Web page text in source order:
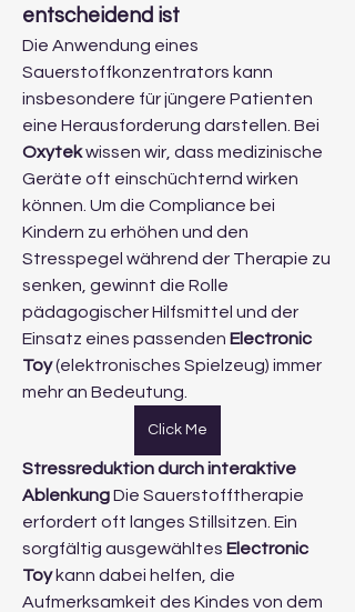
entscheidend ist
Die Anwendung eines
Sauerstoffkonzentrators kann
insbesondere für jüngere Patienten
Oxytek wissen wir, dass medizinische
Geräte oft einschüchternd wirken
können. Um die Compliance bei
Kindern zu erhöhen und den
Stresspegel während der Therapie zu
senken, gewinnt die Rolle
pädagogischer Hilfsmittel und der
Einsatz eines passenden Electronic
Toy (elektronisches Spielzeug) immer
mehr an Bedeutung.
Click Me
Stressreduktion durch interaktive
Ablenkung Die Sauerstofftherapie
erfordert oft langes Stillsitzen. Ein
sorgfältig ausgewähltes Electronic
Toy kann dabei helfen, die
Aufmerksamkeit des Kindes von dem